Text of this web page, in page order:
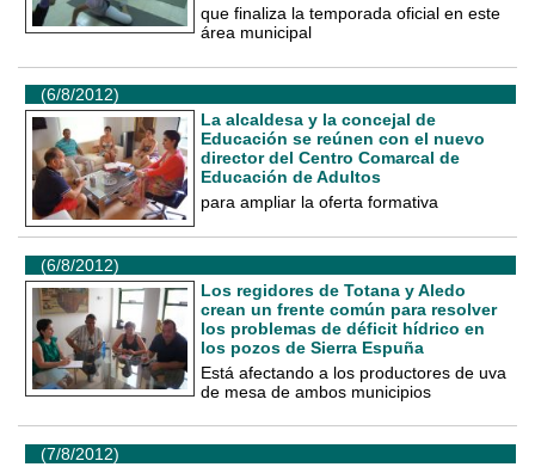
que finaliza la temporada oficial en este
área municipal
(6/8/2012)
La alcaldesa y la concejal de
Educación se reúnen con el nuevo
director del Centro Comarcal de
Educación de Adultos
para ampliar la oferta formativa
(6/8/2012)
Los regidores de Totana y Aledo
crean un frente común para resolver
los problemas de déficit hídrico en
los pozos de Sierra Espuña
Está afectando a los productores de uva
de mesa de ambos municipios
(7/8/2012)